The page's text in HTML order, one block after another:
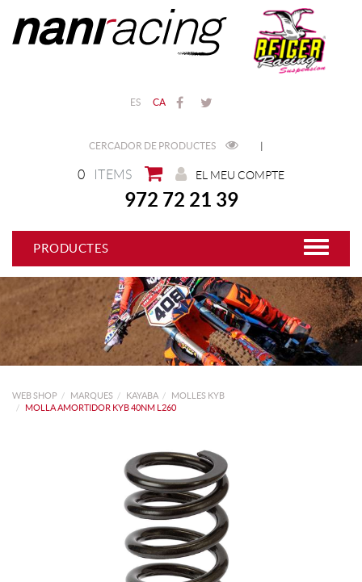
ES CA
CERCADOR DE PRODUCTES |
0 ITEMS EL MEU COMPTE
972 72 21 39
PRODUCTES
WEB SHOP MARQUES KAYABA
MOLLES KYB
MOLLA AMORTIDOR KYB 40NM L260